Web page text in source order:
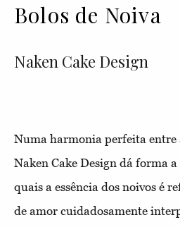
Bolos de Noiva
Naken Cake Design
Numa harmonia perfeita entre
Naken Cake Design dá forma
quais a essência dos noivos é
de amor cuidadosamente